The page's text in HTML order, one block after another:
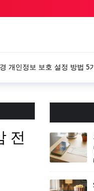
개인정보 보호 설정 방법 5
전